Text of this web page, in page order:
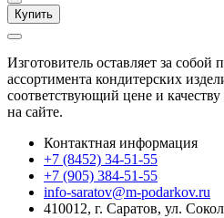
Купить
Изготовитель оставляет за собой
ассортимента кондитерских
соответствующий цене и
на сайте.
Контактная информация
+7 (8452) 34-51-55
+7 (905) 384-51-55
info-saratov@m-podarkov.ru
410012, г. Саратов, ул.